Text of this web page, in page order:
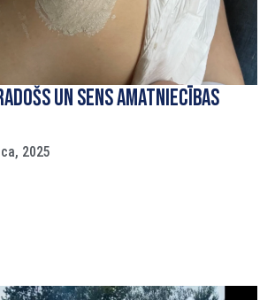
un sens amatniecības
2025